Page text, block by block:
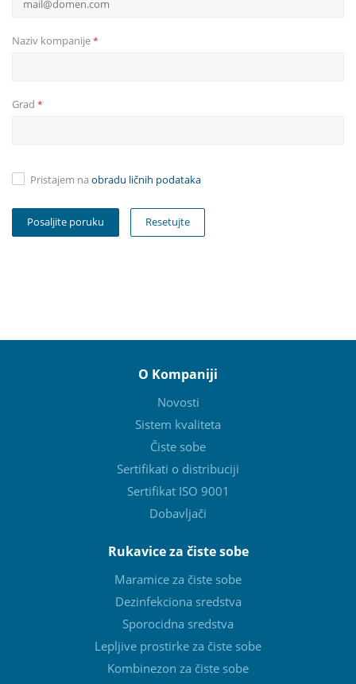
Naziv kompanije*
Grad *
Pristajem na obradu ličnih podataka
Resetujte
O Kompaniji
Novosti
Sistem kvaliteta
Čiste sobe
Sertifikati o distribuciji
Sertifikat ISO 9001
Dobavljači
Rukavice za čiste sobe
Maramice za čiste sobe
Dezinfekciona sredstva
Sporocidna sredstva
Lepljive prostirke za čiste sobe
Kombinezon za čiste sobe